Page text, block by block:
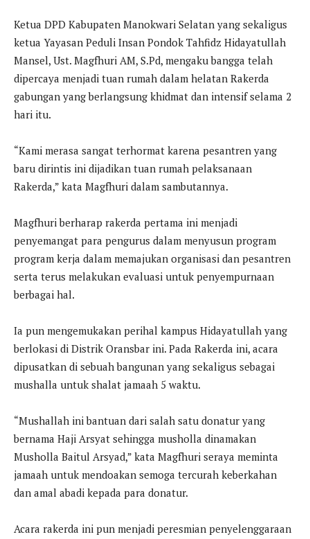
Ketua DPD Kabupaten Manokwari Selatan yang sekaligus
ketua Yayasan Peduli Insan Pondok Tahfidz Hidayatullah
Mansel, Ust. Magfhuri AM, S.Pd, mengaku bangga telah
dipercaya menjadi tuan rumah dalam helatan Rakerda
gabungan yang berlangsung khidmat dan intensif selama 2
hari itu.
“Kami merasa sangat terhormat karena pesantren yang
baru dirintis ini dijadikan tuan rumah pelaksanaan
Rakerda,” kata Magfhuri dalam sambutannya.
Magfhuri berharap rakerda pertama ini menjadi
penyemangat para pengurus dalam menyusun program
program kerja dalam memajukan organisasi dan pesantren
serta terus melakukan evaluasi untuk penyempurnaan
berbagai hal.
Ia pun mengemukakan perihal kampus Hidayatullah yang
berlokasi di Distrik Oransbar ini. Pada Rakerda ini, acara
dipusatkan di sebuah bangunan yang sekaligus sebagai
mushalla untuk shalat jamaah 5 waktu.
“Mushallah ini bantuan dari salah satu donatur yang
bernama Haji Arsyat sehingga musholla dinamakan
Musholla Baitul Arsyad,” kata Magfhuri seraya meminta
jamaah untuk mendoakan semoga tercurah keberkahan
dan amal abadi kepada para donatur.
Acara rakerda ini pun menjadi peresmian penyelenggaraan